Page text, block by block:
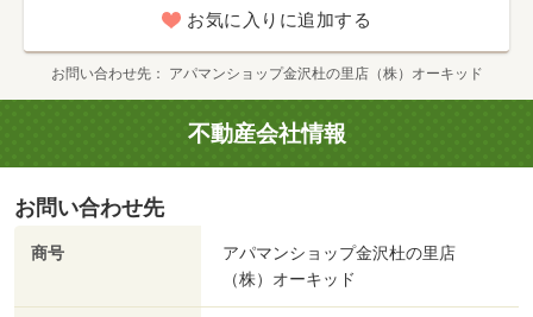
お気に入りに追加する
お問い合わせ先 アパマンショップ金沢杜の里店（株）オーキッド
不動産会社情報
お問い合わせ先
商号
アパマンショップ金沢杜の里店
（株）オーキッド